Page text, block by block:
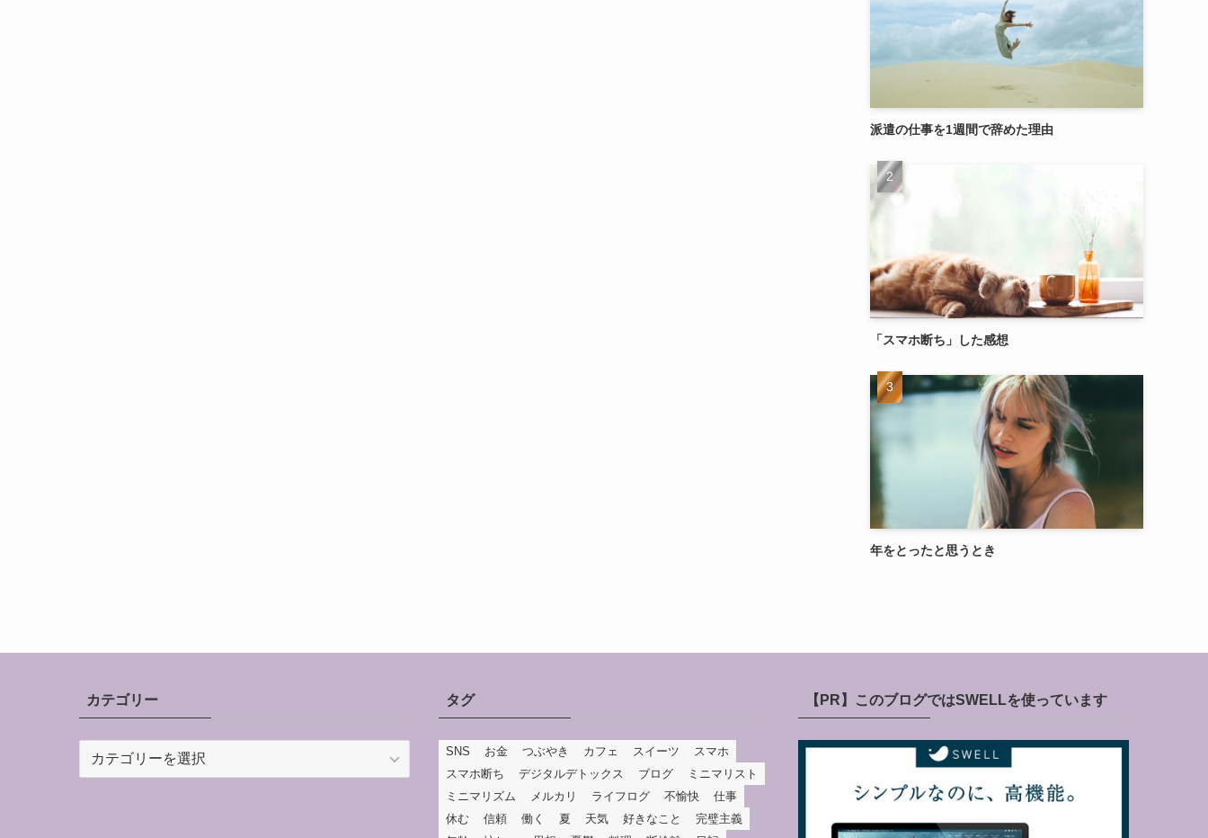
派遣の仕事を1週間で辞めた理由
「スマホ断ち」した感想
年をとったと思うとき
カテゴリー タグ
SNS お金 つぶやき カフェ スイーツ
スマホ
スマホ断ち
デジタルデトックス ブログ
ミニマリスト
ミニマリズム
メルカリ ライフログ 不愉快
仕事
休む
信頼 働く 夏 天気 好きなこと
完璧主義
【PR】このブログではSWELLを使っています